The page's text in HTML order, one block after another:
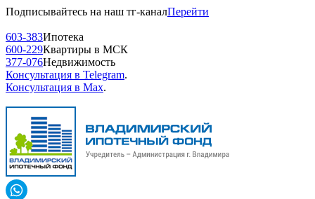
Подписывайтесь на наш тг-каналПерейти
603-383Ипотека
600-229Квартиры в МСК
377-076Недвижимость
Консультация в Telegram.
Консультация в Max.